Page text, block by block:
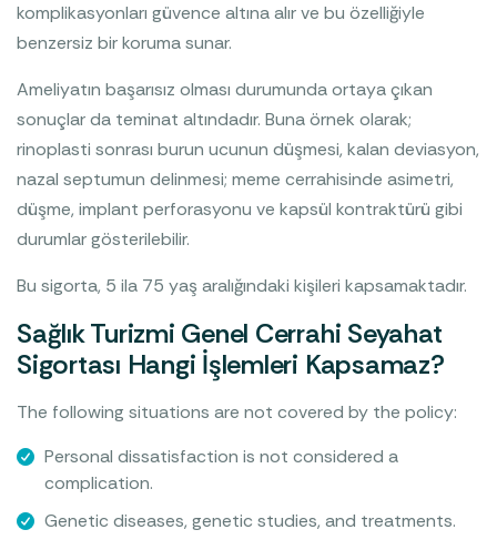
komplikasyonları güvence altına alır ve bu özelliğiyle
benzersiz bir koruma sunar.
Ameliyatın başarısız olması durumunda ortaya çıkan
sonuçlar da teminat altındadır. Buna örnek olarak;
rinoplasti sonrası burun ucunun düşmesi, kalan deviasyon,
nazal septumun delinmesi; meme cerrahisinde asimetri,
düşme, implant perforasyonu ve kapsül kontraktürü gibi
durumlar gösterilebilir.
Bu sigorta, 5 ila 75 yaş aralığındaki kişileri kapsamaktadır.
Sağlık Turizmi Genel Cerrahi Seyahat
Sigortası Hangi İşlemleri Kapsamaz?
The following situations are not covered by the policy:
Personal dissatisfaction is not considered a
complication.
Genetic diseases, genetic studies, and treatments.